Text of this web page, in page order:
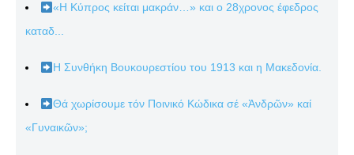
«Η Κύπρος κείται μακράν…» και ο 28χρονος έφεδρος
καταδ...
Η Συνθήκη Βουκουρεστίου του 1913 και η Μακεδονία.
Θά χωρίσουμε τόν Ποινικό Κώδικα σέ «Ἀνδρῶν» καί
«Γυναικῶν»;